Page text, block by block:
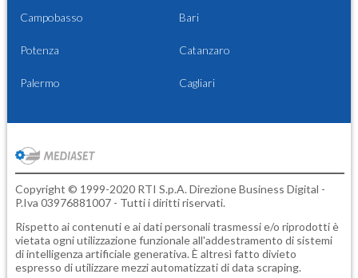
Campobasso Bari
Potenza Catanzaro
Palermo Cagliari
Copyright © 1999-2020 RTI S.p.A. Direzione Business Digital -
P.Iva 03976881007 - Tutti i diritti riservati.
Rispetto ai contenuti e ai dati personali trasmessi e/o riprodotti è
vietata ogni utilizzazione funzionale all'addestramento di sistemi
di intelligenza artificiale generativa. È altresì fatto divieto
espresso di utilizzare mezzi automatizzati di data scraping.